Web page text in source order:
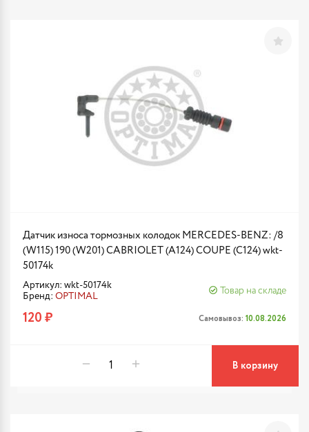
Датчик износа тормозных колодок MERCEDES-BENZ: /8
(W115) 190 (W201) CABRIOLET (A124) COUPE (C124) wkt-
50174k
Артикул: wkt-50174k
Бренд: OPTIMAL
Товар на складе
120 ₽ Самовывоз: 10.08.2026
В корзину